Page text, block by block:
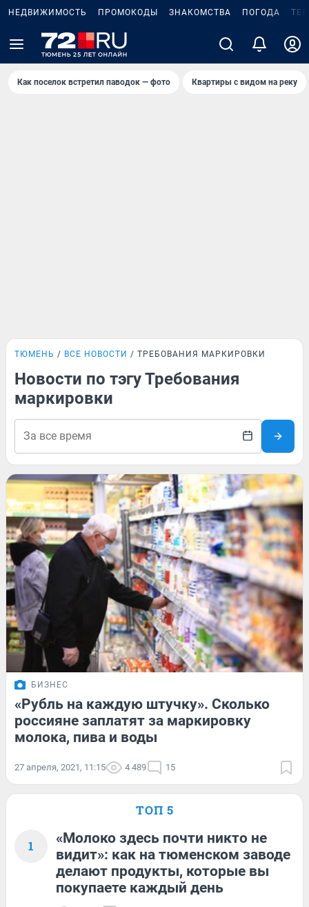
НЕДВИЖИМОСТЬ ПРОМОКОДЫ ЗНАКОМСТВА ПОГОДА
Как поселок встретил паводок — фото Квартиры с видом на реку
ТЮМЕНЬ ВСЕ НОВОСТИ ТРЕБОВАНИЯ МАРКИРОВКИ
Новости по тэгу Требования
маркировки
БИЗНЕС
«Рубль на каждую штучку». Сколько
россияне заплатят за маркировку
молока, пива и воды
27 апреля, 2021, 11:15 4 489 15
ТОП 5
1
«Молоко здесь почти никто не
видит»: как на тюменском заводе
делают продукты, которые вы
покупаете каждый день